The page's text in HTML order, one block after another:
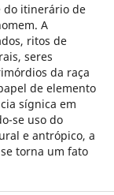
do itinerário de
A
ritos de
seres
da raça
de elemento
sígnica em
se uso do
e antrópico, a
torna um fato